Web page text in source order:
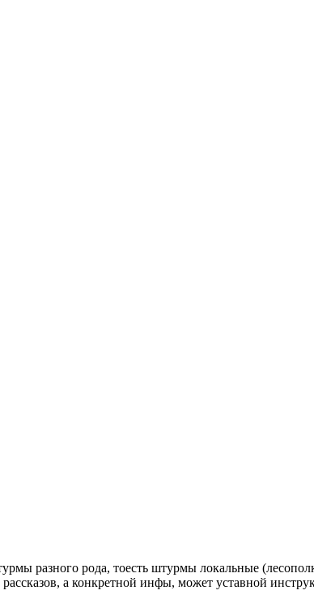
разного рода, тоесть штурмы локальные
а конкретной инфы, может уставной